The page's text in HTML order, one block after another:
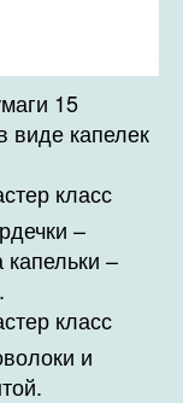
15
виде капелек
–
–
и